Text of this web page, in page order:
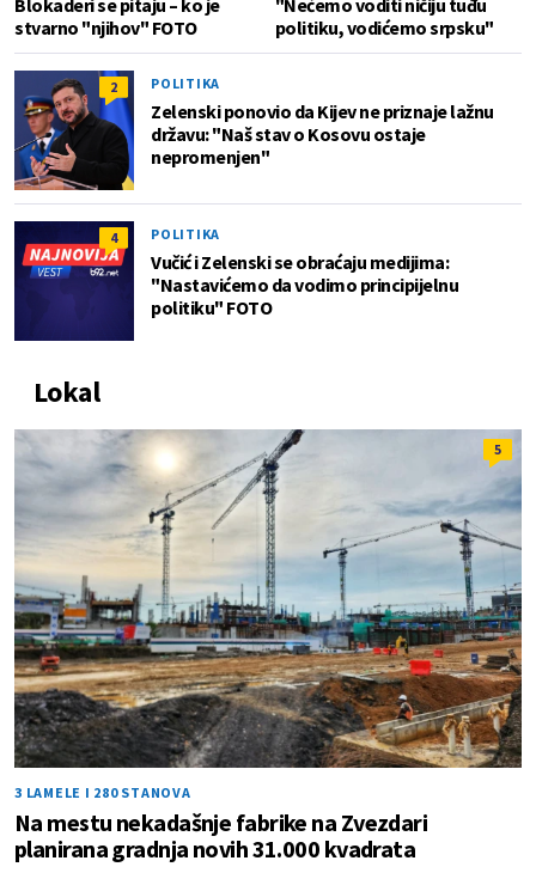
Blokaderi se pitaju – ko je
stvarno "njihov" FOTO
"Nećemo voditi ničiju tuđu
politiku, vodićemo srpsku"
2 POLITIKA
Zelenski ponovio da Kijev ne priznaje lažnu
državu: "Naš stav o Kosovu ostaje
nepromenjen"
4 POLITIKA
Vučić i Zelenski se obraćaju medijima:
"Nastavićemo da vodimo principijelnu
politiku" FOTO
Lokal
5
3 LAMELE I 280 STANOVA
Na mestu nekadašnje fabrike na Zvezdari
planirana gradnja novih 31.000 kvadrata